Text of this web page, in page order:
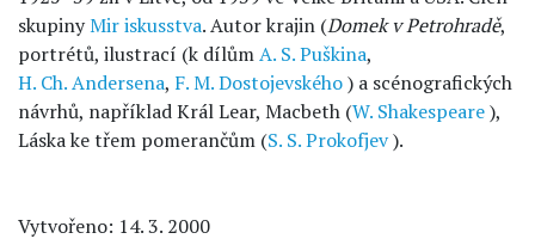
skupinyMir iskusstva. Autor krajin (Domek v Petrohradě,
portrétů, ilustrací (k dílůmA. S. Puškina,
H. Ch. Andersena, F. M. Dostojevského) a scénografických
návrhů, například Král Lear, Macbeth (W. Shakespeare),
Láska ke třem pomerančům (S. S. Prokofjev).
Vytvořeno: 14. 3. 2000